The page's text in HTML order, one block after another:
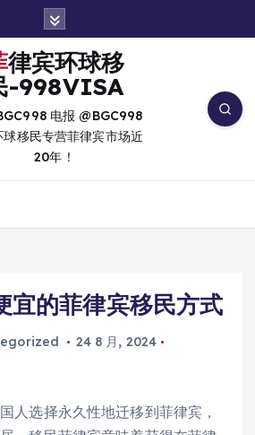
移
-998VISA
电报 @BGC998
球移民专营菲律宾市场近
20年！
宜的菲律宾移民方式
24 8 月, 2024
人选择永久性地迁移到菲律宾，